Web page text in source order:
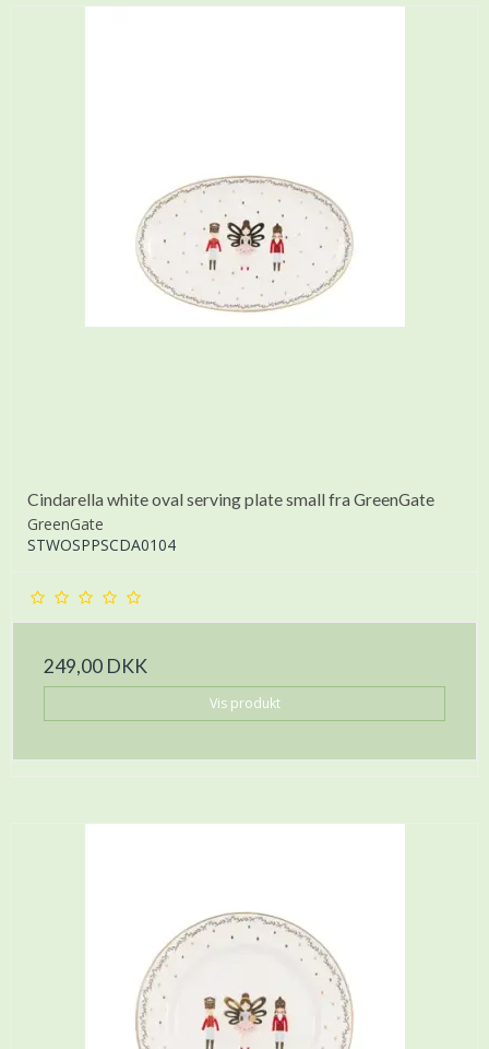
Cindarella white oval serving plate small fra GreenGate
GreenGate
STWOSPPSCDA0104
249,00 DKK
Vis produkt